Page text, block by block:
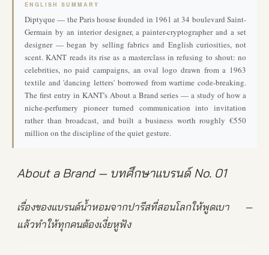
ENGLISH SUMMARY
Diptyque — the Paris house founded in 1961 at 34 boulevard Saint-
Germain by an interior designer, a painter-cryptographer and a set
designer — began by selling fabrics and English curiosities, not
scent. KANT reads its rise as a masterclass in refusing to shout: no
celebrities, no paid campaigns, an oval logo drawn from a 1963
textile and 'dancing letters' borrowed from wartime code-breaking.
The first entry in KANT's About a Brand series — a study of how a
niche-perfumery pioneer turned communication into invitation
rather than broadcast, and built a business worth roughly €550
million on the discipline of the quiet gesture.
About a Brand — บทศึกษาแบรนด์ No. 01
เรื่องของแบรนด์น้ำหอมจากปารีสที่สอนโลกให้พูดเบา —
แล้วทำให้ทุกคนต้องเงี่ยหูฟัง